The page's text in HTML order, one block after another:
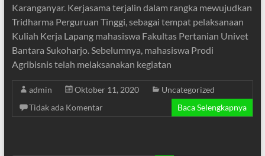
Karanganyar. Kerjasama terjalin dalam rangka mewujudkan
Tridharma Perguruan Tinggi, sebagai tempat pelaksanaan
Kuliah Kerja Lapang mahasiswa Fakultas Pertanian Univet
Bantara Sukoharjo. Sebelumnya, mahasiswa Prodi
Agribisnis telah melaksanakan kegiatan
admin Oktober 11, 2020
Uncategorized
Tidak ada Komentar
Baca Selengkapnya